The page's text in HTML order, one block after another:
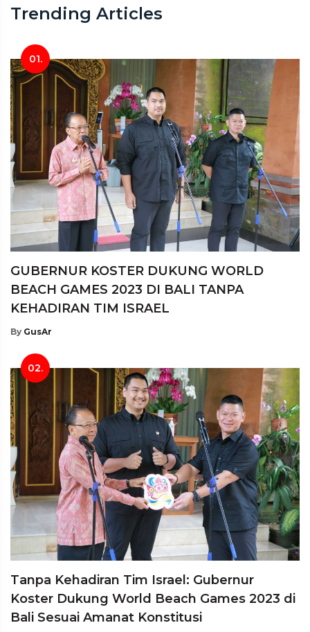
Trending Articles
01.
GUBERNUR KOSTER DUKUNG WORLD
BEACH GAMES 2023 DI BALI TANPA
KEHADIRAN TIM ISRAEL
By GusAr
02.
Tanpa Kehadiran Tim Israel: Gubernur
Koster Dukung World Beach Games 2023 di
Bali Sesuai Amanat Konstitusi